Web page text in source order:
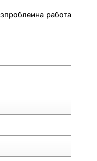
работа